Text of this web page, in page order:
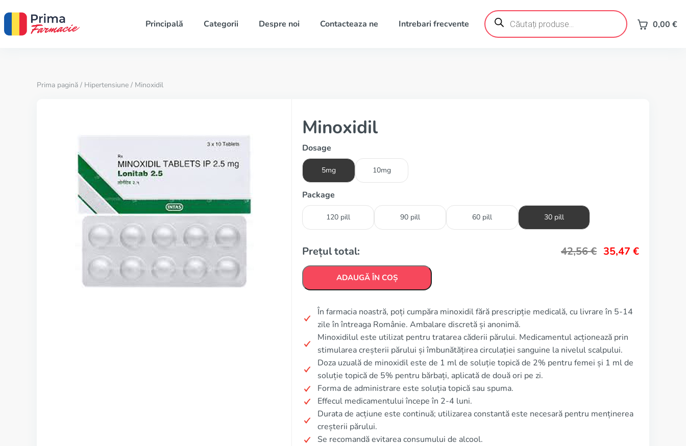
Principală Categorii Despre noi Contacteaza ne Intrebari frecvente
Products
search 0,00 €
Prima pagină / Hipertensiune / Minoxidil
Minoxidil
Dosage
5mg 10mg
Package
120 pill 90 pill 60 pill 30 pill
Prețul total: 42,56€ 35,47 €
ADAUGĂ ÎN COȘ
În farmacia noastră, poți cumpăra minoxidil fără prescripție medicală, cu livrare în 5-14
zile în întreaga Românie. Ambalare discretă și anonimă.
Minoxidilul este utilizat pentru tratarea căderii părului. Medicamentul acționează prin
stimularea creșterii părului și îmbunătățirea circulației sanguine la nivelul scalpului.
Doza uzuală de minoxidil este de 1 ml de soluție topică de 2% pentru femei și 1 ml de
soluție topică de 5% pentru bărbați, aplicată de două ori pe zi.
Forma de administrare este soluția topică sau spuma.
Effecul medicamentului începe în 2-4 luni.
Durata de acțiune este continuă; utilizarea constantă este necesară pentru menținerea
creșterii părului.
Se recomandă evitarea consumului de alcool.